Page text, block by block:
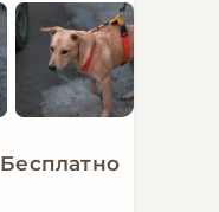
Бесплатно